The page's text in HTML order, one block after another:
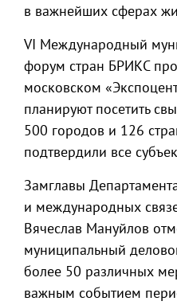
в важнейших сферах
VI Международный
форум стран БРИКС
московском
планируют посетить
500 городов и 126
подтвердили все
Замглавы
и международных
Вячеслав Мануйлов
муниципальный
более 50 различных
важным событием